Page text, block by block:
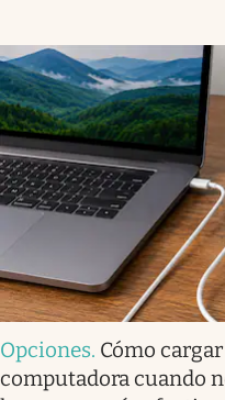
Opciones. Cómo
computadora cuando